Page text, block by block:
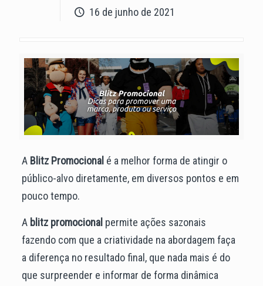
16 de junho de 2021
A Blitz Promocional é a melhor forma de atingir o
público-alvo diretamente, em diversos pontos e em
pouco tempo.
A blitz promocional permite ações sazonais
fazendo com que a criatividade na abordagem faça
a diferença no resultado final, que nada mais é do
que surpreender e informar de forma dinâmica